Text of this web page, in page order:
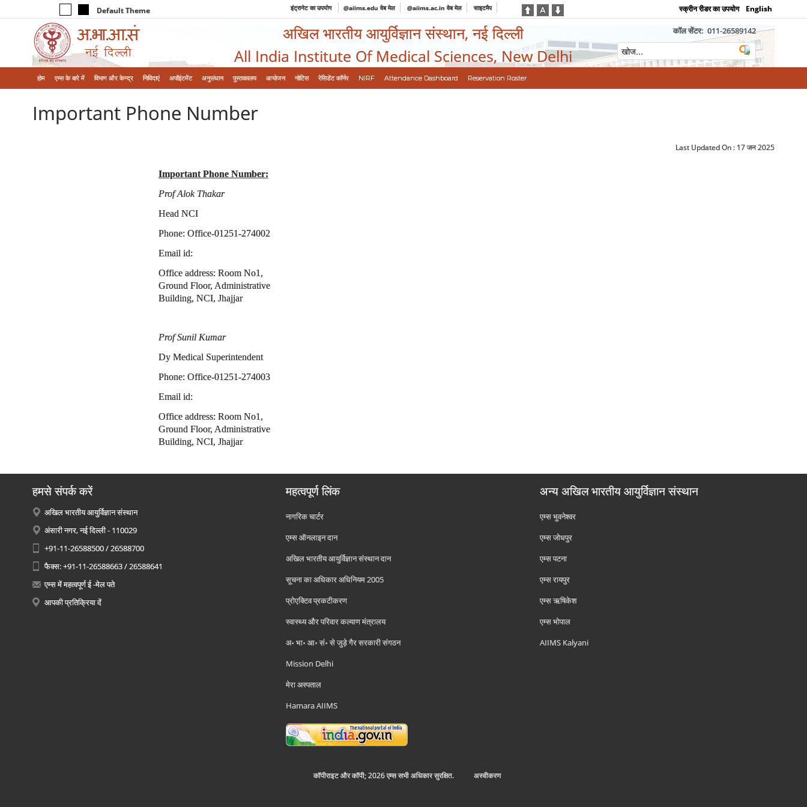
Default Theme इंट्रानेट का उपयोग @aiims.edu वेब मेल @aiims.ac.in वेब मेल साइटमैप स्क्रीन रीडर का उपयोग English
अखिल भारतीय आयुर्विज्ञान संस्थान, नई दिल्ली
All India Institute Of Medical Sciences, New Delhi
कॉल सेंटर: 011-26589142
होम एम्‍स के बारे में विभाग और केन्‍द्र निविदाएं अपॉइंटमेंट अनुसंधान पुस्तकालय आयोजन नोटिस रेसिडेंट कॉर्नर NIRF Attendance Dashboard Reservation Roster
Important Phone Number
Last Updated On : 17 जन 2025
Important Phone Number:
Prof Alok Thakar
Head NCI
Phone: Office-01251-274002
Email id:
Office address: Room No1,
Ground Floor, Administrative
Building, NCI, Jhajjar
Prof Sunil Kumar
Dy Medical Superintendent
Phone: Office-01251-274003
Email id:
Office address: Room No1,
Ground Floor, Administrative
Building, NCI, Jhajjar
हमसे संपर्क करें
अखिल भारतीय आयुर्विज्ञान संस्थान
अंसारी नगर, नई दिल्ली - 110029
+91-11-26588500 / 26588700
फैक्स: +91-11-26588663 / 26588641
एम्स में महत्वपूर्ण ई -मेल पते
आपकी प्रतिक्रिया दें
महत्वपूर्ण लिंक
नागरिक चार्टर
एम्स ऑनलाइन दान
अखिल भारतीय आयुर्विज्ञान संस्थान दान
सूचना का अधिकार अधिनियम 2005
प्रोएक्टिव प्रकटीकरण
स्वास्थ्य और परिवार कल्याण मंत्रालय
अ॰ भा॰ आ॰ सं॰ से जुड़े गैर सरकारी संगठन
Mission Delhi
मेरा अस्पताल
Hamara AIIMS
अन्य अखिल भारतीय आयुर्विज्ञान संस्थान
एम्‍स भुवनेश्वर
एम्‍स जोधपुर
एम्‍स पटना
एम्‍स रायपुर
एम्‍स ऋषिकेश
एम्‍स भोपाल
AIIMS Kalyani
कॉपीराइट और कॉपी; 2026 एम्स सभी अधिकार सुरक्षित. अस्‍वीकरण